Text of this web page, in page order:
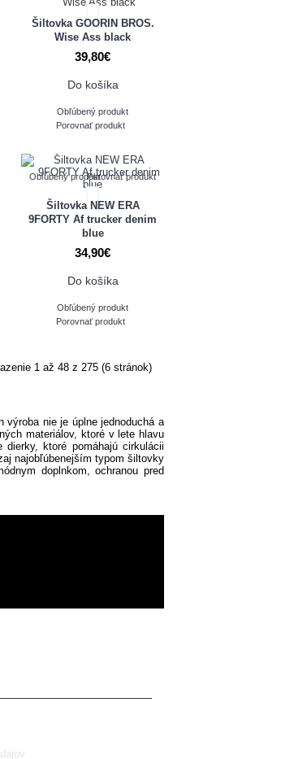
Šiltovka GOORIN BROS.
Wise Ass black
39,80€
Do košíka
Obľúbený produkt
Porovnať produkt
Obľúbený produktPorovnať produkt
Šiltovka NEW ERA
9FORTY Af trucker denim
blue
34,90€
Do košíka
Obľúbený produkt
Porovnať produkt
1 až 48 z 275 (6 stránok)
nie je úplne jednoduchá a
materiálov, ktoré v lete hlavu
ktoré pomáhajú cirkulácii
najobľúbenejším typom šiltovky
doplnkom, ochranou pred